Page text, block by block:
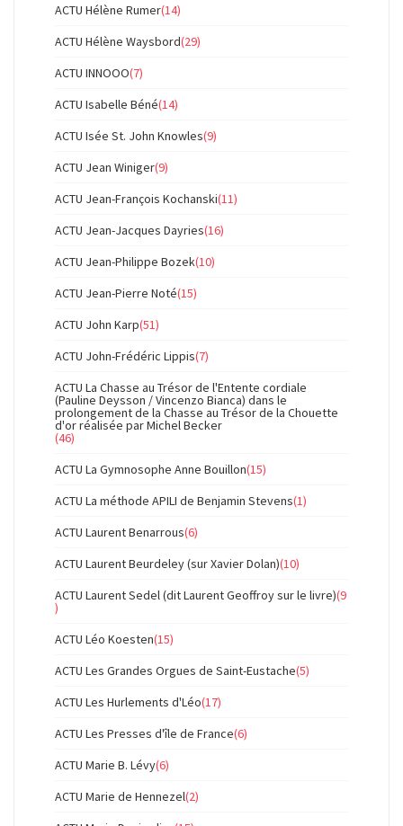
ACTU Hélène Rumer(14)
ACTU Hélène Waysbord(29)
ACTU INNOOO(7)
ACTU Isabelle Béné(14)
ACTU Isée St. John Knowles(9)
ACTU Jean Winiger(9)
ACTU Jean-François Kochanski(11)
ACTU Jean-Jacques Dayries(16)
ACTU Jean-Philippe Bozek(10)
ACTU Jean-Pierre Noté(15)
ACTU John Karp(51)
ACTU John-Frédéric Lippis(7)
ACTU La Chasse au Trésor de l'Entente cordiale
(Pauline Deysson / Vincenzo Bianca) dans le
prolongement de la Chasse au Trésor de la Chouette
d'or réalisée par Michel Becker
(46)
ACTU La Gymnosophe Anne Bouillon(15)
ACTU La méthode APILI de Benjamin Stevens(1)
ACTU Laurent Benarrous(6)
ACTU Laurent Beurdeley (sur Xavier Dolan)(10)
ACTU Laurent Sedel (dit Laurent Geoffroy sur le livre)(9
)
ACTU Léo Koesten(15)
ACTU Les Grandes Orgues de Saint-Eustache(5)
ACTU Les Hurlements d'Léo(17)
ACTU Les Presses d'île de France(6)
ACTU Marie B. Lévy(6)
ACTU Marie de Hennezel(2)